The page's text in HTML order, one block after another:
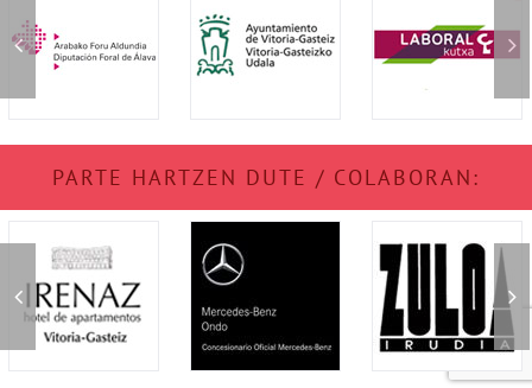
PARTE HARTZEN DUTE / COLABORAN: